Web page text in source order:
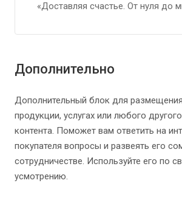
«Доставляя счастье. От нуля до
Дополнительно
Дополнительный блок для
продукции, услугах или любого
контента. Поможет вам ответить на
покупателя вопросы и развеять его
сотрудничестве. Используйте его по
усмотрению.